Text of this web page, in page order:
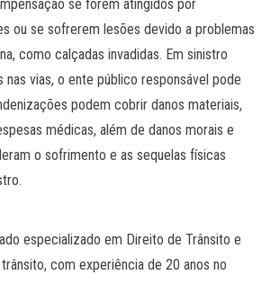
se forem atingidos por
ou se sofrerem lesões devido a problemas
como calçadas invadidas. Em sinistro
nas vias, o ente público responsável pode
podem cobrir danos materiais,
médicas, além de danos morais e
o sofrimento e as sequelas físicas
especializado em Direito de Trânsito e
com experiência de 20 anos no